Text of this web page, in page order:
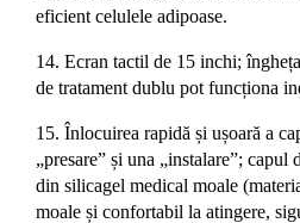
eficient celulele adipoase.
14. Ecran tactil de 15 inchi;
de tratament dublu pot funcționa
15. Înlocuirea rapidă și ușoară a
„presare” și una „instalare”; capul
din silicagel medical moale
moale și confortabil la atingere,